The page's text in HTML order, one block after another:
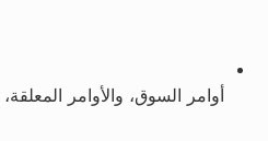
أوامر السوق، والأوامر